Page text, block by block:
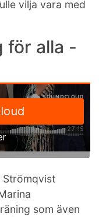
vilja vara med
för alla -
Strömqvist
som även